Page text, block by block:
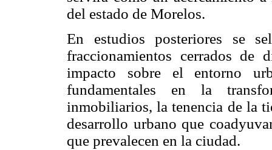
del estado de Morelos.
En estudios posteriores se
fraccionamientos cerrados de
impacto sobre el entorno
fundamentales en la
inmobiliarios, la tenencia de la
desarrollo urbano que
que prevalecen en la ciudad.